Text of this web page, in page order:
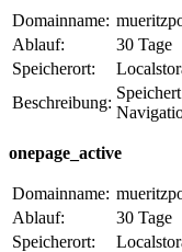
Domainname:
Ablauf:
30 Tage
Speicherort:
Beschreibung:
onepage_active
Domainname:
Ablauf:
30 Tage
Speicherort: